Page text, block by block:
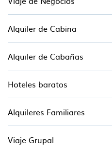
Alquiler de Cabina
Alquiler de Cabañas
Hoteles baratos
Alquileres Familiares
Viaje Grupal